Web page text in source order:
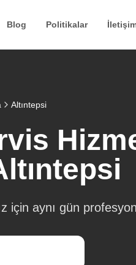
Blog Politikalar
Altıntepsi
için aynı gün